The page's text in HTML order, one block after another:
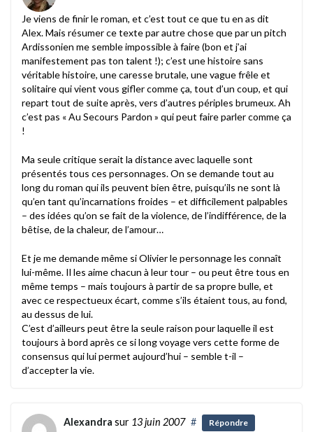
Je viens de finir le roman, et c’est tout ce que tu en as dit
Alex. Mais résumer ce texte par autre chose que par un pitch
Ardissonien me semble impossible à faire (bon et j’ai
manifestement pas ton talent !); c’est une histoire sans
véritable histoire, une caresse brutale, une vague frêle et
solitaire qui vient vous gifler comme ça, tout d’un coup, et qui
repart tout de suite après, vers d’autres périples brumeux. Ah
c’est pas « Au Secours Pardon » qui peut faire parler comme ça
!
Ma seule critique serait la distance avec laquelle sont
présentés tous ces personnages. On se demande tout au
long du roman qui ils peuvent bien être, puisqu’ils ne sont là
qu’en tant qu’incarnations froides – et difficilement palpables
– des idées qu’on se fait de la violence, de l’indifférence, de la
bêtise, de la chaleur, de l’amour…
Et je me demande même si Olivier le personnage les connaît
lui-même. Il les aime chacun à leur tour – ou peut être tous en
même temps – mais toujours à partir de sa propre bulle, et
avec ce respectueux écart, comme s’ils étaient tous, au fond,
au dessus de lui.
C’est d’ailleurs peut être la seule raison pour laquelle il est
toujours à bord après ce si long voyage vers cette forme de
consensus qui lui permet aujourd’hui – semble t-il –
d’accepter la vie.
Alexandra sur 13 juin 2007 # Répondre